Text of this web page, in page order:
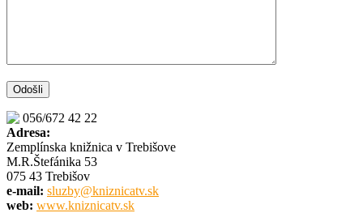
056/672 42 22
Adresa:
Zemplínska knižnica v Trebišove
M.R.Štefánika 53
075 43 Trebišov
e-mail: sluzby@kniznicatv.sk
web: www.kniznicatv.sk